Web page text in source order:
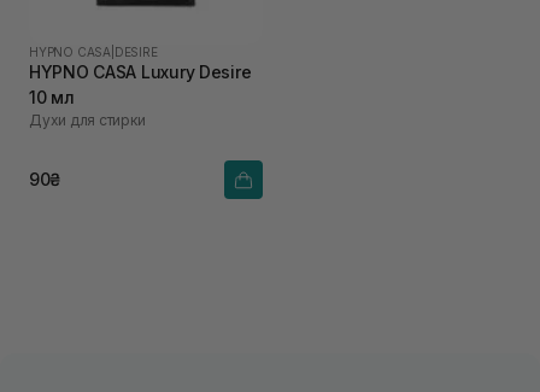
HYPNO CASA DESIRE
HYPNO CASA Luxury Desire
10 мл
Духи для стирки
90₴